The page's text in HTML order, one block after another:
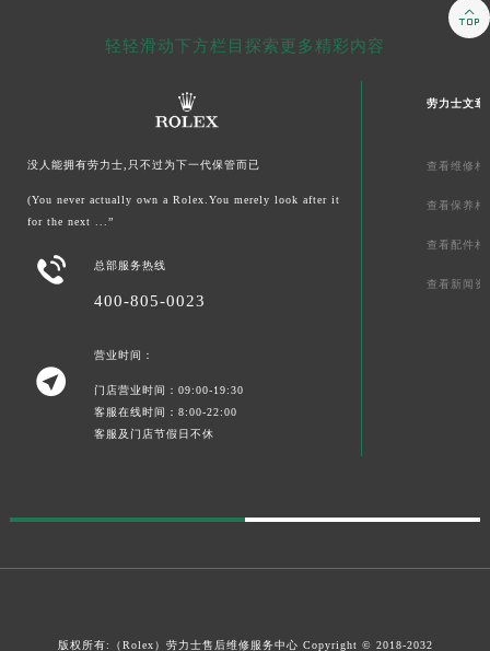
轻轻滑动下方栏目探索更多精彩内容
没人能拥有劳力士,只不过为下一代保管而已
(You never actually own a Rolex.You merely look after it
for the next ...”
 总部服务热线
400-805-0023

营业时间：
门店营业时间：09:00-19:30
客服在线时间：8:00-22:00
客服及门店节假日不休
劳力士文章
查看维修相
查看保养相
查看配件相
查看新闻资
版权所有:（Rolex） 劳力士售后维修服务中心 Copyright © 2018-2032
